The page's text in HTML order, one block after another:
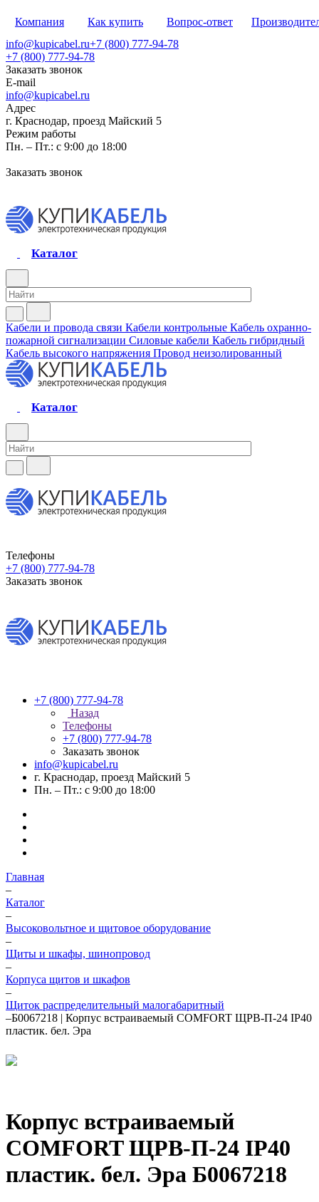
Компания Как купить Вопрос-ответ
info@kupicabel.ru+7 (800) 777-94-78
+7 (800) 777-94-78
Заказать звонок
E-mail
info@kupicabel.ru
Адрес
г. Краснодар, проезд Майский 5
Режим работы
Пн. – Пт.: с 9:00 до 18:00
Заказать звонок
Каталог
Кабели и провода связи Кабели контрольные Кабель охранно-
пожарной сигнализации Силовые кабели Кабель гибридный
Кабель высокого напряжения Провод неизолированный
Каталог
Телефоны
+7 (800) 777-94-78
Заказать звонок
+7 (800) 777-94-78
Назад
Телефоны
+7 (800) 777-94-78
Заказать звонок
info@kupicabel.ru
г. Краснодар, проезд Майский 5
Пн. – Пт.: с 9:00 до 18:00
Главная
–
Каталог
–
Высоковольтное и щитовое оборудование
–
Щиты и шкафы, шинопровод
–
Корпуса щитов и шкафов
–
Щиток распределительный малогабаритный
–Б0067218 | Корпус встраиваемый COMFORT ЩРВ-П-24 IP40
пластик. бел. Эра
Корпус встраиваемый
COMFORT ЩРВ-П-24 IP40
пластик. бел. Эра Б0067218